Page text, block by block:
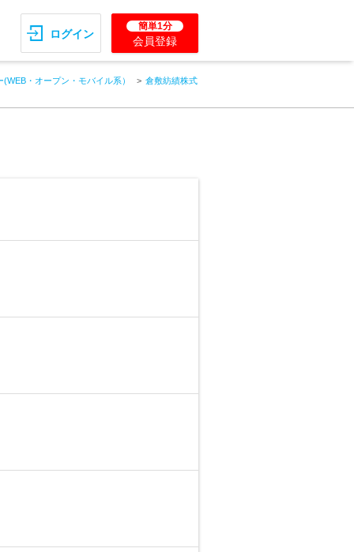
ログイン
簡単1分
会員登録
・オープン・モバイル系）
倉敷紡績株式